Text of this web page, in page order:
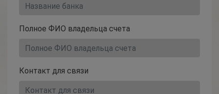
Полное ФИО владельца счета
Контакт для связи